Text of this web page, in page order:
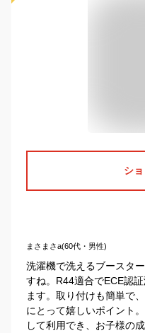
シ
まさまさa(60代・男性)
洗濯機で洗えるブースタ
すね。R44適合でECE認
ます。取り付けも簡単で
にとって嬉しいポイント
して利用でき、お子様の